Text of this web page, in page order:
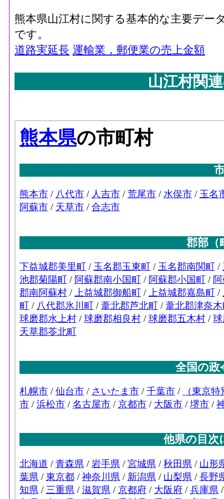
熊本県山江村に関する基本的な主要デ
です。
道路実延長 運輸業，郵便業の売上金額
山江村関